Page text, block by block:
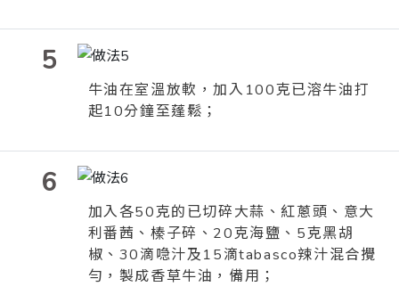
5
牛油在室溫放軟，加入 100克已溶牛油打
起10分鐘至蓬鬆；
6
加入各50克的已切碎大蒜、紅蔥頭、意大
利番茜、榛子碎、20克海鹽、5克黑胡
椒、30滴喼汁及15滴tabasco辣汁混合攪
勻，製成香草牛油，備用；